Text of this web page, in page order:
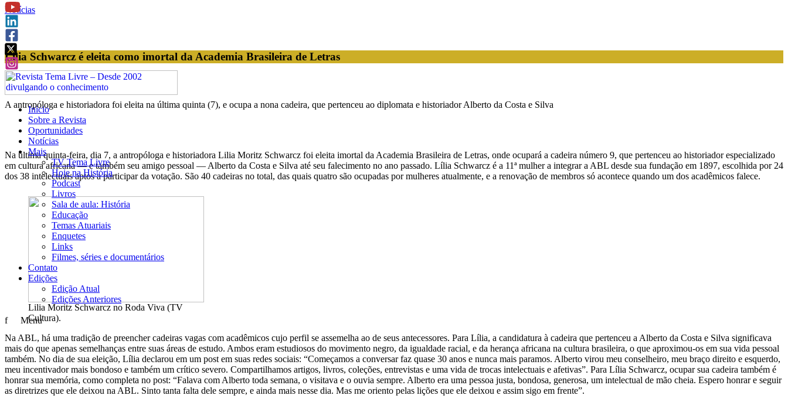
Inicio
Sobre a Revista
Oportunidades
Notícias
Mais
TV Tema Livre
Hoje na História
Podcast
Livros
Sala de aula: História
Educação
Temas Atuariais
Enquetes
Links
Filmes, séries e documentários
Contato
Edições
Edição Atual
Edições Anteriores
f Menu
Notícias
Lilia Schwarcz é eleita como imortal da Academia Brasileira de Letras
A antropóloga e historiadora foi eleita na última quinta (7), e ocupa a nona cadeira, que pertenceu ao diplomata e historiador Alberto da Costa e Silva
Na última quinta-feira, dia 7, a antropóloga e historiadora Lilia Moritz Schwarcz foi eleita imortal da Academia Brasileira de Letras, onde ocupará a cadeira número 9, que pertenceu ao historiador especializado
em cultura africana — e também seu amigo pessoal — Alberto da Costa e Silva até seu falecimento no ano passado. Lília Schwarcz é a 11ª mulher a integrar a ABL desde sua fundação em 1897, escolhida por 24
dos 38 intelectuais aptos a participar da votação. São 40 cadeiras no total, das quais quatro são ocupadas por mulheres atualmente, e a renovação de membros só acontece quando um dos acadêmicos falece.
Lilia Moritz Schwarcz no Roda Viva (TV
Cultura).
Na ABL, há uma tradição de preencher cadeiras vagas com acadêmicos cujo perfil se assemelha ao de seus antecessores. Para Lília, a candidatura à cadeira que pertenceu a Alberto da Costa e Silva significava
mais do que apenas semelhanças entre suas áreas de estudo. Ambos eram estudiosos do movimento negro, da igualdade racial, e da herança africana na cultura brasileira, o que aproximou-os em sua vida pessoal
também. No dia de sua eleição, Lília declarou em um post em suas redes sociais: “Começamos a conversar faz quase 30 anos e nunca mais paramos. Alberto virou meu conselheiro, meu braço direito e esquerdo,
meu incentivador mais bondoso e também um crítico severo. Compartilhamos artigos, livros, coleções, entrevistas e uma vida de trocas intelectuais e afetivas”. Para Lília Schwarcz, ocupar sua cadeira também é
honrar sua memória, como completa no post: “Falava com Alberto toda semana, o visitava e o ouvia sempre. Alberto era uma pessoa justa, bondosa, generosa, um intelectual de mão cheia. Espero honrar e seguir
as diretrizes que ele deixou na ABL. Sinto tanta falta dele sempre, e ainda mais nesse dia. Mas me oriento pelas lições que ele deixou e assim sigo em frente”.